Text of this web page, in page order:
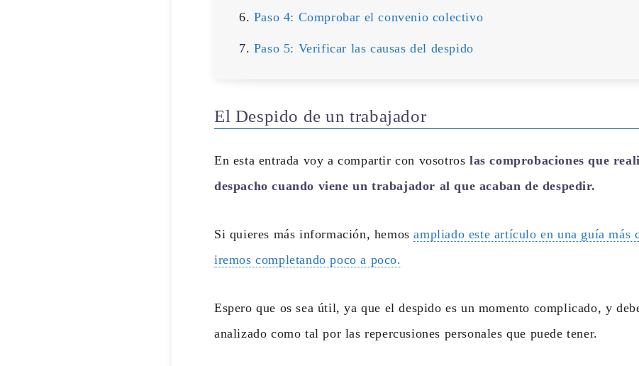
Paso 4: Comprobar el convenio colectivo
Paso 5: Verificar las causas del despido
El Despido de un trabajador
En esta entrada voy a compartir con vosotros las comprobaciones que
despacho cuando viene un trabajador al que acaban de despedir.
Si quieres más información, hemosampliado este artículo en una guía más
iremos completando poco a poco.
Espero que os sea útil, ya que el despido es un momento complicado, y
analizado como tal por las repercusiones personales que puede tener.